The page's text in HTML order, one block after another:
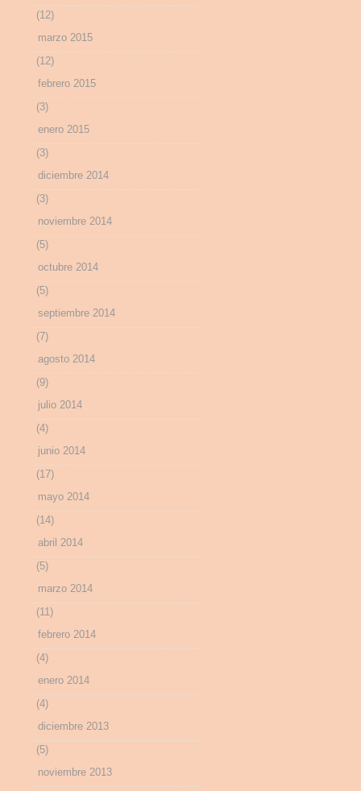
(12)
marzo 2015
(12)
febrero 2015
(3)
enero 2015
(3)
diciembre 2014
(3)
noviembre 2014
(5)
octubre 2014
(5)
septiembre 2014
(7)
agosto 2014
(9)
julio 2014
(4)
junio 2014
(17)
mayo 2014
(14)
abril 2014
(5)
marzo 2014
(11)
febrero 2014
(4)
enero 2014
(4)
diciembre 2013
(5)
noviembre 2013